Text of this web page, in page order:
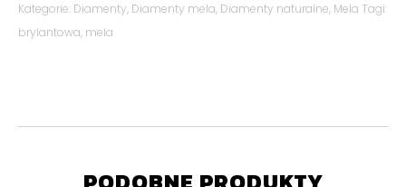
Kategorie: Diamenty, Diamenty mela, Diamenty naturalne, Mela Tagi:
brylantowa, mela